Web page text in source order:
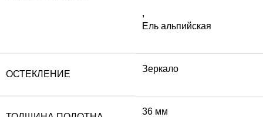
,
Ель альпийская
ОСТЕКЛЕНИЕ
Зеркало
36 мм